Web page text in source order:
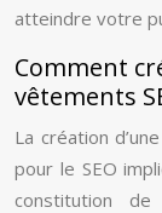
atteindre votre
Comment
vêtements
La création
pour le SEO
constitution